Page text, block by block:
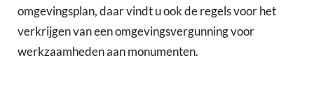
omgevingsplan, daar vindt u ook de regels voor het
verkrijgen van een omgevingsvergunning voor
werkzaamheden aan monumenten.